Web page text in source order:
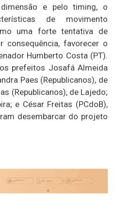
e pelo timing, o
de movimento
uma forte tentativa de
consequência, favorecer o
Humberto Costa (PT).
prefeitos Josafá Almeida
Paes (Republicanos), de
(Republicanos), de Lajedo;
e César Freitas (PCdoB),
desembarcar do projeto